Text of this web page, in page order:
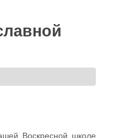
Воскресной школе